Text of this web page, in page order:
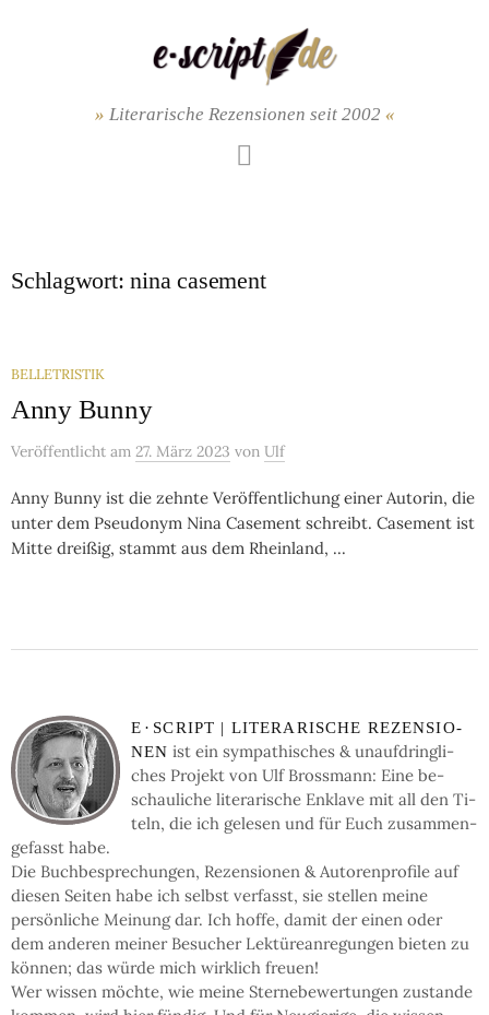
Literarische Rezensionen seit 2002
Schlagwort:nina casement
BELLETRISTIK
Anny Bunny
Veröffentlicht am 27. März 2023 von Ulf
Anny Bunny ist die zehnte Veröffentlichung einer Autorin, die
unter dem Pseudonym Nina Casement schreibt. Casement ist
Mitte dreißig, stammt aus dem Rheinland, ...
E · SCRIPT | LI­TE­RA­RI­SCHE RE­ZEN­SIO­
NEN ist ein sym­pa­thi­sches & un­auf­dring­li­
ches Pro­jekt von Ulf Bross­mann: Eine be­
schau­li­che li­te­ra­ri­sche En­kla­ve mit all den Ti­
teln, die ich ge­le­sen und für Euch zu­sam­men­
ge­fasst habe.
Die Buch­be­spre­chun­gen, Re­zen­sio­nen & Auto­ren­pro­fi­le auf
die­sen Sei­ten ha­be ich selbst ver­fasst, sie stel­len mei­ne
persön­li­che Mei­nung dar. Ich hof­fe, da­mit der einen oder
dem an­de­ren mei­ner Be­su­cher Lek­türe­an­re­gun­gen bie­ten zu
kön­nen; das wür­de mich wirk­lich freu­en!
Wer wis­sen möchte, wie mei­ne Ster­ne­be­wer­tun­gen zu­stan­de